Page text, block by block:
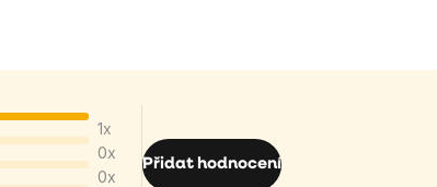
1x
0x
0x
Přidat hodnocení